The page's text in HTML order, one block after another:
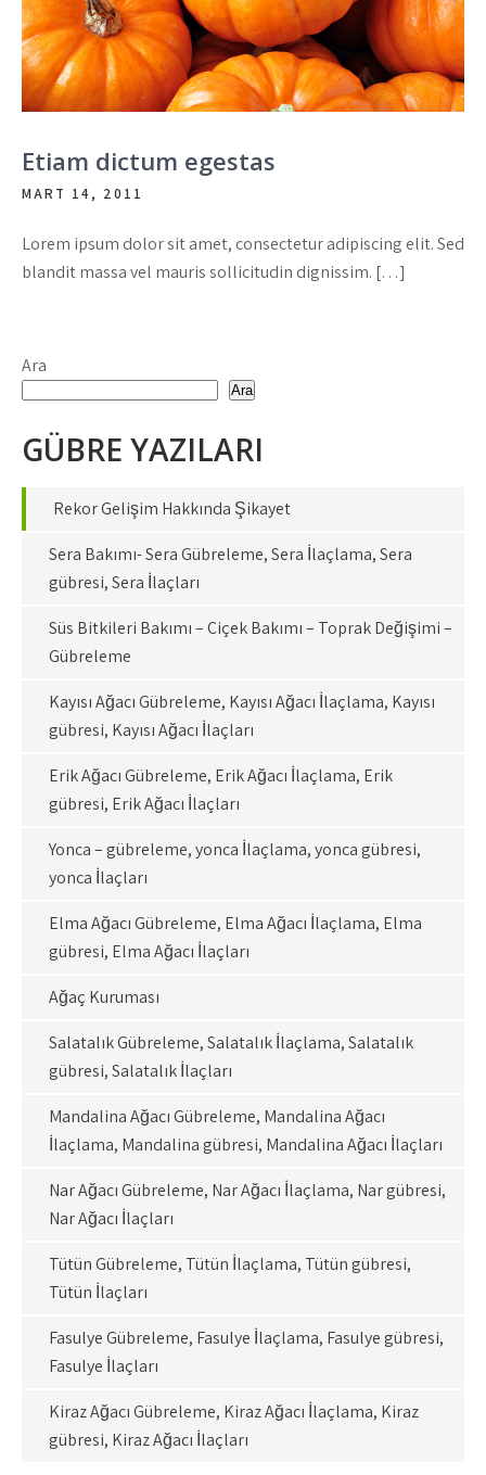
Etiam dictum egestas
MART 14, 2011
Lorem ipsum dolor sit amet, consectetur adipiscing elit. Sed
blandit massa vel mauris sollicitudin dignissim. […]
Ara
Ara
GÜBRE YAZILARI
Rekor Gelişim Hakkında Şikayet
Sera Bakımı- Sera Gübreleme, Sera İlaçlama, Sera
gübresi, Sera İlaçları
Süs Bitkileri Bakımı – Çiçek Bakımı – Toprak Değişimi –
Gübreleme
Kayısı Ağacı Gübreleme, Kayısı Ağacı İlaçlama, Kayısı
gübresi, Kayısı Ağacı İlaçları
Erik Ağacı Gübreleme, Erik Ağacı İlaçlama, Erik
gübresi, Erik Ağacı İlaçları
Yonca – gübreleme, yonca İlaçlama, yonca gübresi,
yonca İlaçları
Elma Ağacı Gübreleme, Elma Ağacı İlaçlama, Elma
gübresi, Elma Ağacı İlaçları
Ağaç Kuruması
Salatalık Gübreleme, Salatalık İlaçlama, Salatalık
gübresi, Salatalık İlaçları
Mandalina Ağacı Gübreleme, Mandalina Ağacı
İlaçlama, Mandalina gübresi, Mandalina Ağacı İlaçları
Nar Ağacı Gübreleme, Nar Ağacı İlaçlama, Nar gübresi,
Nar Ağacı İlaçları
Tütün Gübreleme, Tütün İlaçlama, Tütün gübresi,
Tütün İlaçları
Fasulye Gübreleme, Fasulye İlaçlama, Fasulye gübresi,
Fasulye İlaçları
Kiraz Ağacı Gübreleme, Kiraz Ağacı İlaçlama, Kiraz
gübresi, Kiraz Ağacı İlaçları